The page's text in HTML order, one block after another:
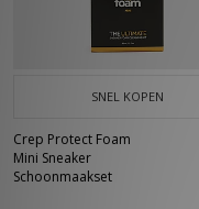
SNEL KOPEN
Crep Protect Foam
Mini Sneaker
Schoonmaakset